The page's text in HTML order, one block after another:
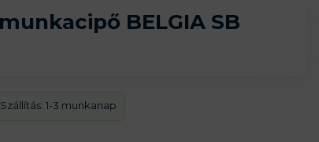
BELGIA SB
Szállítás: 1-3 munkanap